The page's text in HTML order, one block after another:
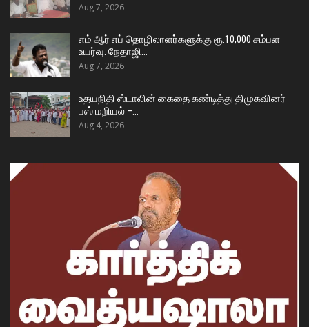
Aug 7, 2026
எம் ஆர் எப் தொழிலாளர்களுக்கு ரூ.10,000 சம்பள
உயர்வு: நேதாஜி…
Aug 7, 2026
உதயநிதி ஸ்டாலின் கைதை கண்டித்து திமுகவினர்
பஸ் மறியல் –…
Aug 4, 2026